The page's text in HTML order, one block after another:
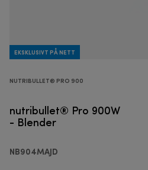
EKSKLUSIVT PÅ NETT
NUTRIBULLET® PRO 900
nutribullet® Pro 900W
- Blender
NB904MAJD